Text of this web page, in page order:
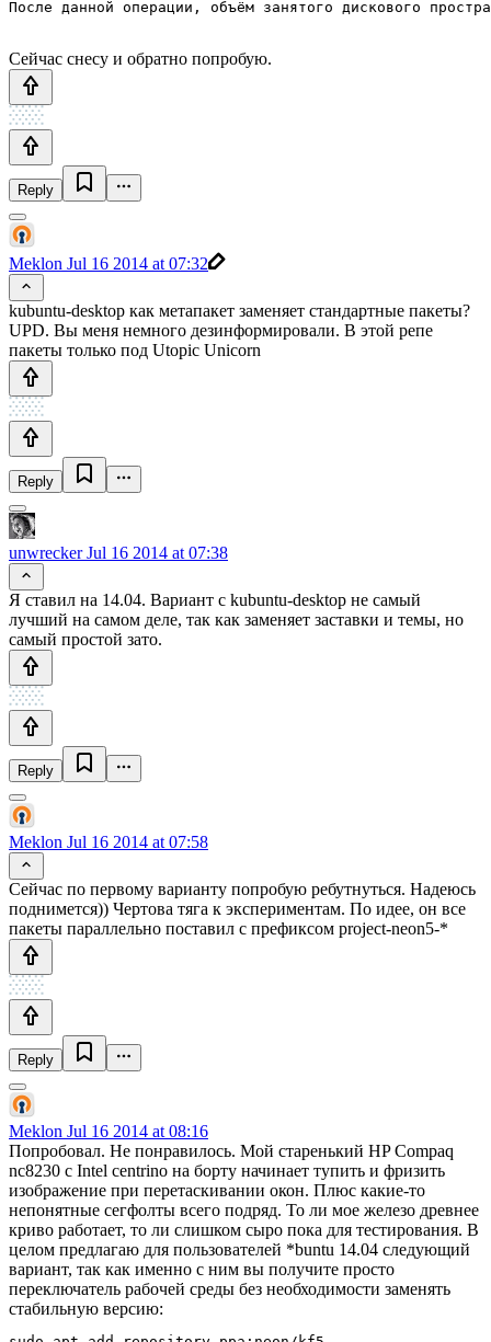
Сейчас снесу и обратно попробую.
Reply
Meklon Jul 16 2014 at 07:32
kubuntu-desktop как метапакет заменяет стандартные пакеты?
UPD. Вы меня немного дезинформировали. В этой репе
пакеты только под Utopic Unicorn
Reply
unwreckerJul 16 2014 at 07:38
Я ставил на 14.04. Вариант с kubuntu-desktop не самый
лучший на самом деле, так как заменяет заставки и темы, но
самый простой зато.
Reply
Meklon Jul 16 2014 at 07:58
Сейчас по первому варианту попробую ребутнуться. Надеюсь
поднимется)) Чертова тяга к экспериментам. По идее, он все
пакеты параллельно поставил с префиксом project-neon5-*
Reply
Meklon Jul 16 2014 at 08:16
Попробовал. Не понравилось. Мой старенький HP Compaq
nc8230 с Intel centrino на борту начинает тупить и фризить
изображение при перетаскивании окон. Плюс какие-то
непонятные сегфолты всего подряд. То ли мое железо древнее
криво работает, то ли слишком сыро пока для тестирования. В
целом предлагаю для пользователей *buntu 14.04 следующий
вариант, так как именно с ним вы получите просто
переключатель рабочей среды без необходимости заменять
стабильную версию: